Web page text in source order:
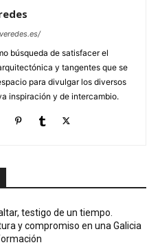
búsqueda de satisfacer el
y tangentes que se
para divulgar los diversos
inspiración y de intercambio.
testigo de un tiempo.
y compromiso en una Galicia